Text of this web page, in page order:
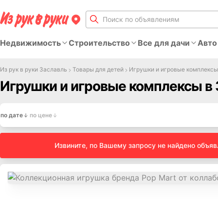
Недвижимость Строительство Все для дачи
Из рук в руки Заславль Товары для детей Игрушки и игровые комплексы
Игрушки и игровые комплексы в
по дате по цене
Извините, по Вашему запросу не найдено